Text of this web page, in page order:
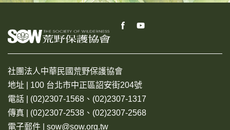
社團法人中華民國荒野保護協會
地址 | 100 台北市中正區詔安街204號
電話 | (02)2307-1568、(02)2307-1317
傳真 | (02)2307-2538、(02)2307-2568
電子郵件 | sow@sow.org.tw